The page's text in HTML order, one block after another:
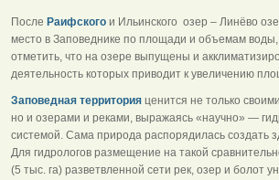
После Раифского и Ильинского озер – Линёво
место в Заповеднике по площади и объемам воды,
отметить, что на озере выпущены и
деятельность которых приводит к увеличению
Заповедная территория ценится не только
но и озерами и реками, выражаясь «научно» —
системой. Сама природа распорядилась создать
Для гидрологов размещение на такой
(5 тыс. га) разветвленной сети рек, озер и болот